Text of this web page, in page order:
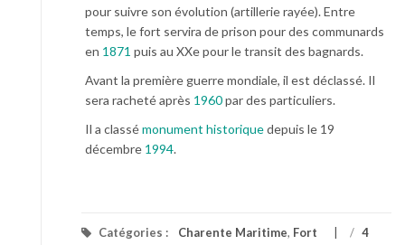
pour suivre son évolution (artillerie rayée). Entre
temps, le fort servira de prison pour des communards
en 1871 puis au XXe pour le transit des bagnards.
Avant la première guerre mondiale, il est déclassé. Il
sera racheté après 1960par des particuliers.
Il a classémonument historiquedepuis le 19
décembre 1994.
Catégories : Charente Maritime, Fort / 4